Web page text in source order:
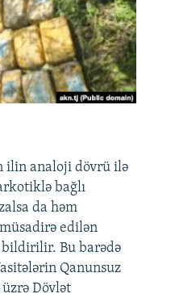
ilin analoji dövrü ilə
bağlı
da həm
edilən
bildirilir. Bu barədə
Qanunsuz
Dövlət